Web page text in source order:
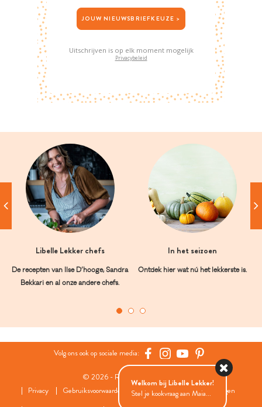
JOUW NIEUWSBRIEFKEUZE >
Uitschrijven is op elk moment mogelijk
Privacybeleid
Libelle Lekker chefs
De recepten van Ilse D’hooge, Sandra
Bekkari en al onze andere chefs.
In het seizoen
Ontdek hier wat nú het lekkerste is.
Volg ons ook op sociale media:
© 2026 - Roularta Media Group
Privacy
Gebruiksvoorwaarden Cookies
Cookies instellingen
Welkom bij Libelle Lekker!
Stel je kookvraag aan Maia...